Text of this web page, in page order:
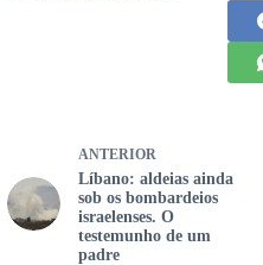
ANTERIOR
Líbano: aldeias ainda
sob os bombardeios
israelenses. O
testemunho de um
padre